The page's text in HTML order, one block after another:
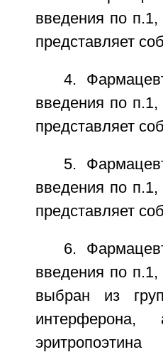
введения по
представляет
4.
введения по
представляет
5.
введения по
представляет
6.
введения по
выбран из
интерферона,